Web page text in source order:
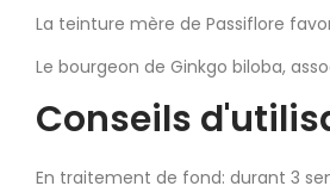
La teinture mère de Passiflore
Le bourgeon de Ginkgo biloba,
Conseils
En traitement de fond: durant 3